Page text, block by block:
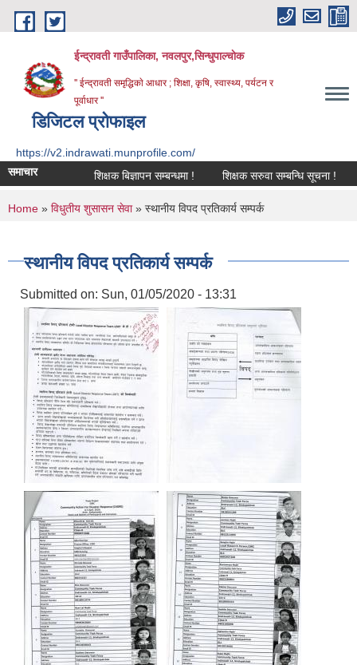
Skip to main content
ईन्द्रावती गाउँपालिका, नवलपुर,सिन्धुपाल्चाेक
'' ईन्द्रावती समृद्धिकाे आधार ; शिक्षा, कृषि, स्वास्थ्य, पर्यटन र
पूर्वाधार ''
डिजिटल प्रोफाइल
https://v2.indrawati.munprofile.com/
समाचार
शिक्षक बिज्ञापन सम्बन्धमा ! शिक्षक सरुवा सम्बन्धि सूचना !
You are here
Home » विधुतीय शुसासन सेवा» स्थानीय विपद प्रतिकार्य सम्पर्क
स्थानीय विपद प्रतिकार्य सम्पर्क
Submitted on: Sun, 01/05/2020 - 13:31